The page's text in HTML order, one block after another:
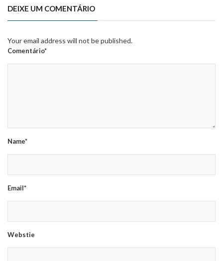
DEIXE UM COMENTÁRIO
Your email address will not be published.
Comentário*
Name*
Email*
Webstie